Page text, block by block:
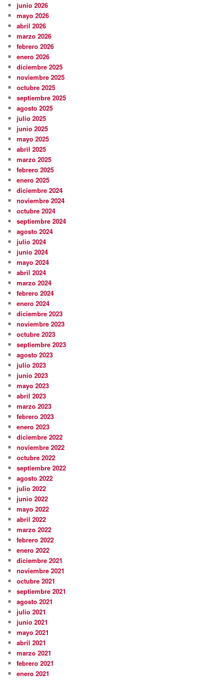
junio 2026
mayo 2026
abril 2026
marzo 2026
febrero 2026
enero 2026
diciembre 2025
noviembre 2025
octubre 2025
septiembre 2025
agosto 2025
julio 2025
junio 2025
mayo 2025
abril 2025
marzo 2025
febrero 2025
enero 2025
diciembre 2024
noviembre 2024
octubre 2024
septiembre 2024
agosto 2024
julio 2024
junio 2024
mayo 2024
abril 2024
marzo 2024
febrero 2024
enero 2024
diciembre 2023
noviembre 2023
octubre 2023
septiembre 2023
agosto 2023
julio 2023
junio 2023
mayo 2023
abril 2023
marzo 2023
febrero 2023
enero 2023
diciembre 2022
noviembre 2022
octubre 2022
septiembre 2022
agosto 2022
julio 2022
junio 2022
mayo 2022
abril 2022
marzo 2022
febrero 2022
enero 2022
diciembre 2021
noviembre 2021
octubre 2021
septiembre 2021
agosto 2021
julio 2021
junio 2021
mayo 2021
abril 2021
marzo 2021
febrero 2021
enero 2021